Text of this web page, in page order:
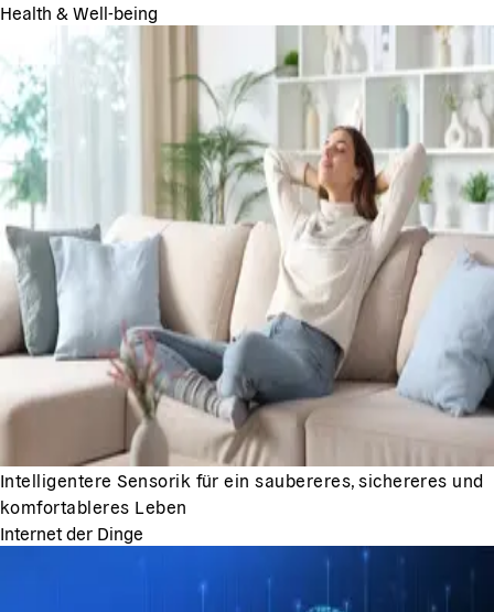
Health & Well-being
Intelligentere Sensorik für ein saubereres, sichereres und
komfortableres Leben
Internet der Dinge